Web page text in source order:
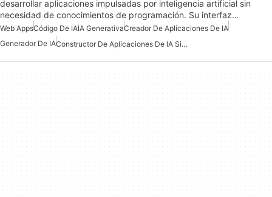
desarrollar aplicaciones impulsadas por inteligencia artificial sin
necesidad de conocimientos de programación. Su interfaz…
Web AppsCódigo De IAIA GenerativaCreador De Aplicaciones De IA
Generador De IA
Constructor De Aplicaciones De IA Sin Código